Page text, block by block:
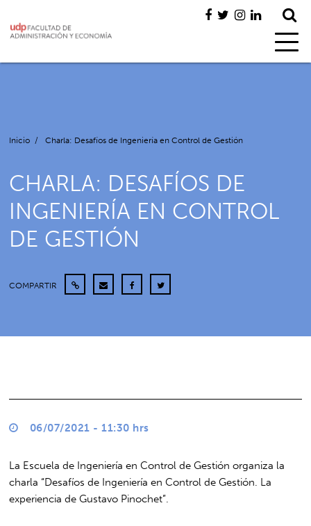
Inicio / Charla: Desafíos de Ingeniería en Control de Gestión
CHARLA: DESAFÍOS DE
INGENIERÍA EN CONTROL
DE GESTIÓN
COMPARTIR
06/07/2021 - 11:30 hrs
La Escuela de Ingeniería en Control de Gestión organiza la
charla “Desafíos de Ingeniería en Control de Gestión. La
experiencia de Gustavo Pinochet”.